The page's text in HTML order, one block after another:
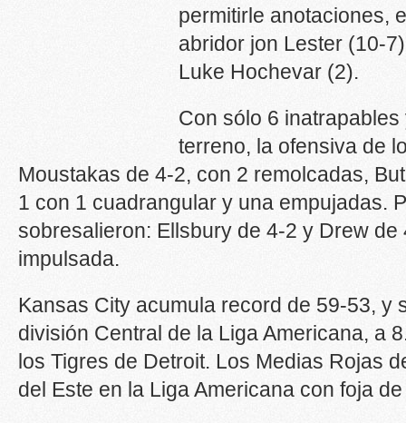
permitirle anotaciones,
abridor jon Lester (10-
Luke Hochevar (2).
Con sólo 6
terreno, la ofensiva de
Moustakas de 4-2, con 2 remolcadas,
1 con 1 cuadrangular y una empujadas.
sobresalieron: Ellsbury de 4-2 y Drew de
impulsada.
Kansas City acumula record de 59-53, y
división Central de la Liga Americana, a
los Tigres de Detroit. Los Medias Rojas
del Este en la Liga Americana con foja